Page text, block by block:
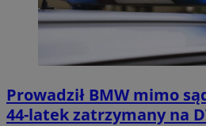
Prowadził BMW mimo
44-latek zatrzymany na